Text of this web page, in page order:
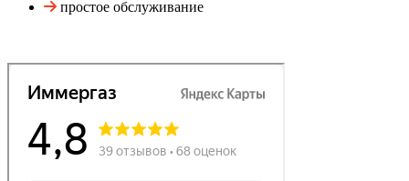
простое обслуживание